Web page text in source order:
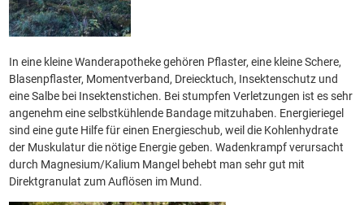
In eine kleine Wanderapotheke gehören Pflaster, eine kleine Schere,
Blasenpflaster, Momentverband, Dreiecktuch, Insektenschutz und
eine Salbe bei Insektenstichen. Bei stumpfen Verletzungen ist es sehr
angenehm eine selbstkühlende Bandage mitzuhaben. Energieriegel
sind eine gute Hilfe für einen Energieschub, weil die Kohlenhydrate
der Muskulatur die nötige Energie geben. Wadenkrampf verursacht
durch Magnesium/Kalium Mangel behebt man sehr gut mit
Direktgranulat zum Auflösen im Mund.